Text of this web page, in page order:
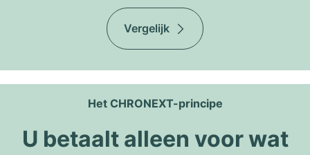
Vergelijk
Het CHRONEXT-principe
U betaalt alleen voor wat